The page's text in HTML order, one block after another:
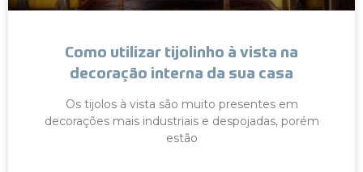
Como utilizar tijolinho à vista na
decoração interna da sua casa
Os tijolos à vista são muito presentes em
decorações mais industriais e despojadas, porém
estão